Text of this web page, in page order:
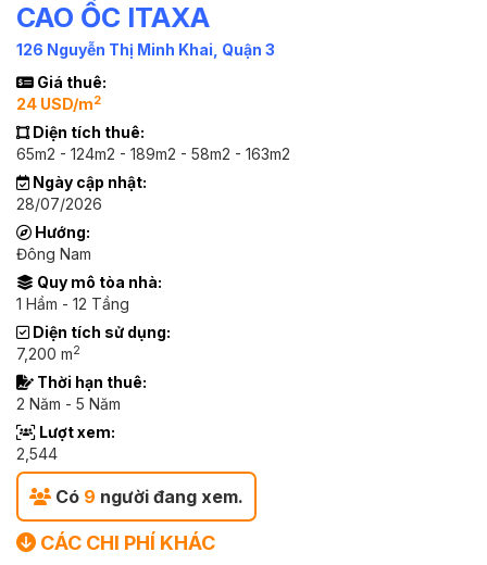
CAO ỐC ITAXA
126 Nguyễn Thị Minh Khai, Quận 3
Giá thuê:
24 USD/m2
Diện tích thuê:
65m2 - 124m2 - 189m2 - 58m2 - 163m2
Ngày cập nhật:
28/07/2026
Hướng:
Đông Nam
Quy mô tòa nhà:
1 Hầm - 12 Tầng
Diện tích sử dụng:
7,200 m2
Thời hạn thuê:
2 Năm - 5 Năm
Lượt xem:
2,544
Có 9 người đang xem.
CÁC CHI PHÍ KHÁC